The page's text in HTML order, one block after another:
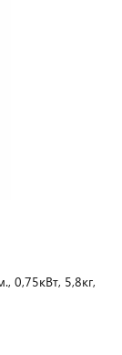
0,75кВт, 5,8кг,